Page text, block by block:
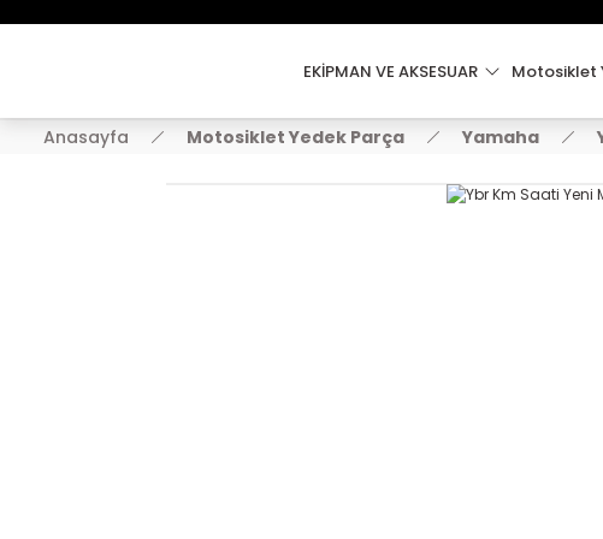
EKİPMAN VE AKSESUAR Motosiklet
Anasayfa Motosiklet Yedek Parça Yamaha